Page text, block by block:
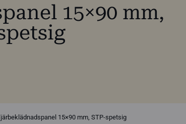
15×90 mm,
15×90 mm, STP-spetsig